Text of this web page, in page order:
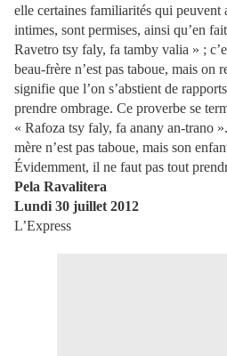
elle certaines familiarités qui peuvent
intimes, sont permises, ainsi qu’en
Ravetro tsy faly, fa tamby valia » ;
beau-frère n’est pas taboue, mais on
signifie que l’on s’abstient de
prendre ombrage. Ce proverbe se
« Rafoza tsy faly, fa anany an-trano
mère n’est pas taboue, mais son
Évidemment, il ne faut pas tout
Pela Ravalitera
Lundi 30 juillet 2012
L’Express